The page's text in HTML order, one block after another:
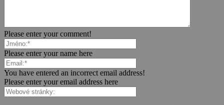
Please enter your comment!
Please enter your name here
You have entered an incorrect email address!
Please enter your email address here